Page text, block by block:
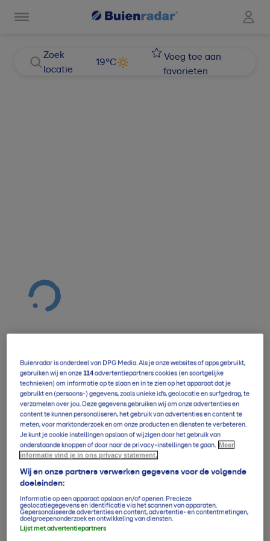
Zoek
locatie
19°C
Voeg toe aan
favorieten
Verwachting overzicht
5-daagse per uur
14-daagse verwachting
Klimaatgemiddelden
Buienradar is onderdeel van DPG Media. Als je onze websites of apps gebruikt,
gebruiken wij en onze114advertentiepartners cookies (en soortgelijke
technieken) om informatie op te slaan en in te zien op het apparaat dat je
gebruikt en (persoons-) gegevens, zoals unieke id’s, geolocatie en surfgedrag, te
verzamelen over jou. Deze gegevens gebruiken wij om onze advertenties en
content te kunnen personaliseren, het gebruik van advertenties en content te
meten, voor marktonderzoek en om onze producten en diensten te verbeteren.
Je kunt je cookie instellingen opslaan of wijzigen door het gebruik van
onderstaande knoppen of door naar de privacy-instellingen te gaan. Meer
informatie vind je in ons privacy statement.
Wij en onze partners verwerken gegevens voor de volgende
doeleinden:
Informatie op een apparaat opslaan en/of openen. Precieze
geolocatiegegevens en identificatie via het scannen van apparaten.
Gepersonaliseerde advertenties en content, advertentie- en contentmetingen,
doelgroepenonderzoek en ontwikkeling van diensten.
Lijst met advertentiepartners